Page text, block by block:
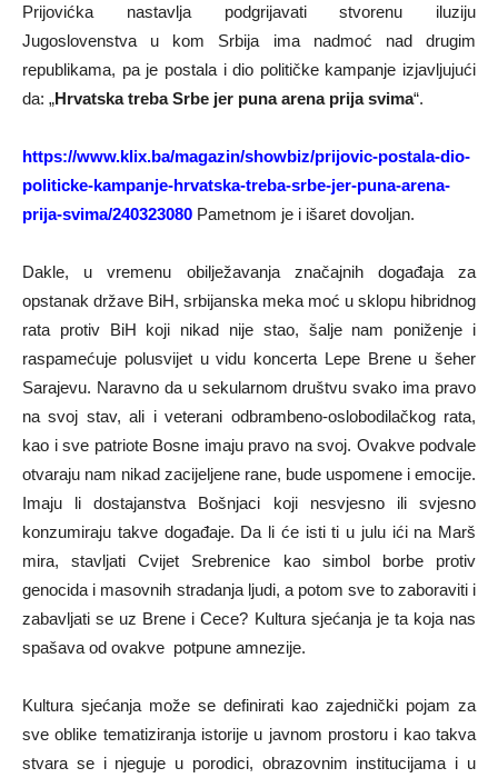
Prijovićka nastavlja podgrijavati stvorenu iluziju
Jugoslovenstva u kom Srbija ima nadmoć nad drugim
republikama, pa je postala i dio političke kampanje izjavljujući
da: „Hrvatska treba Srbe jer puna arena prija svima“.
https://www.klix.ba/magazin/showbiz/prijovic-postala-dio-
politicke-kampanje-hrvatska-treba-srbe-jer-puna-arena-
prija-svima/240323080 Pametnom je i išaret dovoljan.
Dakle, u vremenu obilježavanja značajnih događaja za
opstanak države BiH, srbijanska meka moć u sklopu hibridnog
rata protiv BiH koji nikad nije stao, šalje nam poniženje i
raspamećuje polusvijet u vidu koncerta Lepe Brene u šeher
Sarajevu. Naravno da u sekularnom društvu svako ima pravo
na svoj stav, ali i veterani odbrambeno-oslobodilačkog rata,
kao i sve patriote Bosne imaju pravo na svoj. Ovakve podvale
otvaraju nam nikad zacijeljene rane, bude uspomene i emocije.
Imaju li dostajanstva Bošnjaci koji nesvjesno ili svjesno
konzumiraju takve događaje. Da li će isti ti u julu ići na Marš
mira, stavljati Cvijet Srebrenice kao simbol borbe protiv
genocida i masovnih stradanja ljudi, a potom sve to zaboraviti i
zabavljati se uz Brene i Cece? Kultura sjećanja je ta koja nas
spašava od ovakve potpune amnezije.
Kultura sjećanja može se definirati kao zajednički pojam za
sve oblike tematiziranja istorije u javnom prostoru i kao takva
stvara se i njeguje u porodici, obrazovnim institucijama i u